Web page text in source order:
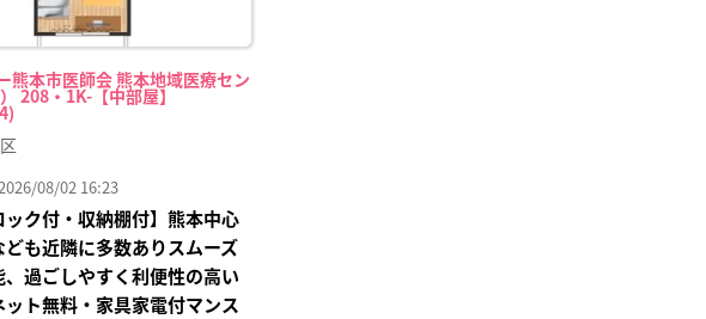
熊本市医師会 熊本地域医療セン
208・1K-【中部屋】
08/02 16:23
ック付・収納棚付】熊本中心
も近隣に多数ありスムーズ
、過ごしやすく利便性の高い
ット無料・家具家電付マンス